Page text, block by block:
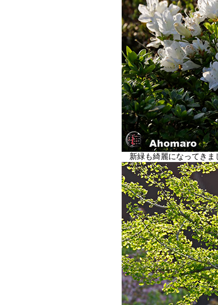
新緑も綺麗になってき